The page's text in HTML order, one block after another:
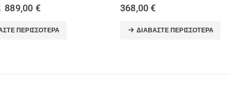
Original
price
was:
1.090,00 €.
889,00 €Η
τιμή
είναι:
ΠΕΡΙΣΣΌΤΕΡΑ
368,00€
ΔΙΑΒΆΣΤΕ ΠΕΡΙΣΣΌΤΕΡΑ